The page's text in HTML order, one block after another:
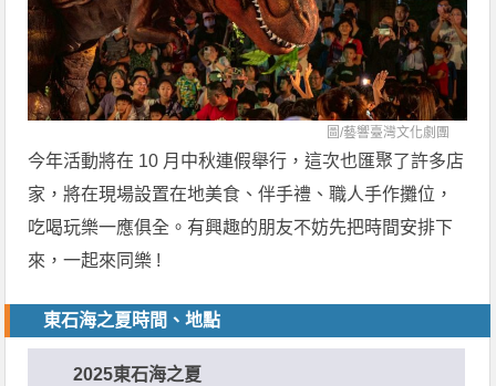
圖/藝響臺灣文化劇團
今年活動將在 10 月中秋連假舉行，這次也匯聚了許多店
家，將在現場設置在地美食、伴手禮、職人手作攤位，
吃喝玩樂一應俱全。有興趣的朋友不妨先把時間安排下
來，一起來同樂 !
東石海之夏時間、地點
2025東石海之夏